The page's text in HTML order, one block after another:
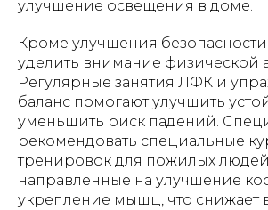
улучшение освещения в доме.
Кроме улучшения
уделить внимание физической
Регулярные занятия ЛФК и
баланс помогают улучшить
уменьшить риск падений.
рекомендовать специальные
тренировок для пожилых
направленные на улучшение
укрепление мышц, что снижает